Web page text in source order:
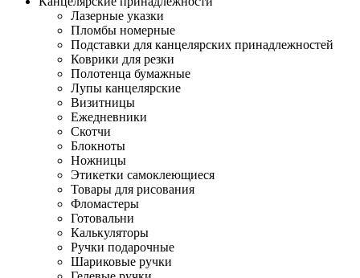
Лазерные указки
Пломбы номерные
Подставки для канцелярских принадлежностей
Коврики для резки
Полотенца бумажные
Лупы канцелярские
Визитницы
Ежедневники
Скотчи
Блокноты
Ножницы
Этикетки самоклеющиеся
Товары для рисования
Фломастеры
Готовальни
Калькуляторы
Ручки подарочные
Шариковые ручки